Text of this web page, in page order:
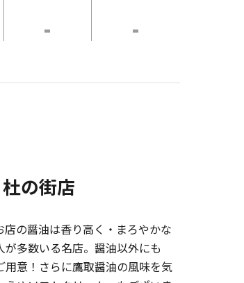
- -
の街店
の醤油は香り高く・まろやかな
多数いる名店。醤油以外にも
意！さらに鷹取醤油の風味を気